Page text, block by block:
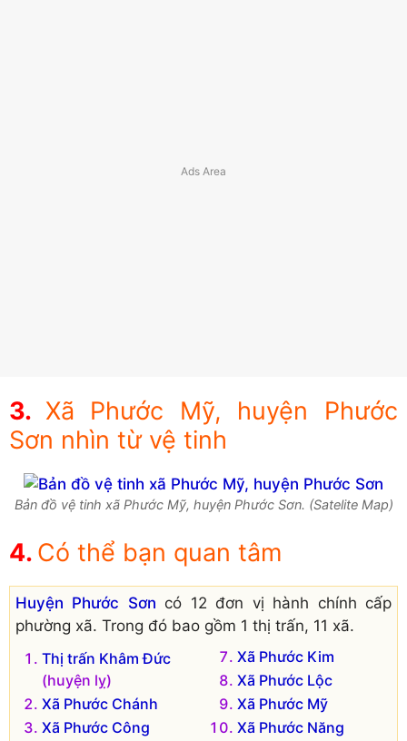
Xã Phước Mỹ, huyện Phước
Sơn nhìn từ vệ tinh
Bản đồ vệ tinh xã Phước Mỹ, huyện Phước Sơn. (Satelite Map)
Có thể bạn quan tâm
Huyện Phước Sơn có 12 đơn vị hành chính cấp
phường xã. Trong đó bao gồm 1 thị trấn, 11 xã.
Thị trấn Khâm Đức
(huyện lỵ)
Xã Phước Chánh
Xã Phước Công
Xã Phước Kim
Xã Phước Lộc
Xã Phước Mỹ
Xã Phước Năng